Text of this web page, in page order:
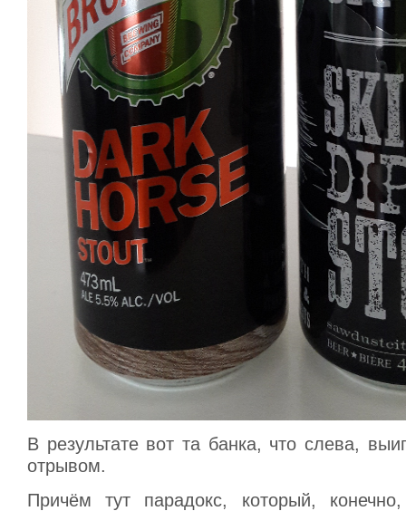
В результате вот та банка, что слева,
отрывом.
Причём тут парадокс, который,